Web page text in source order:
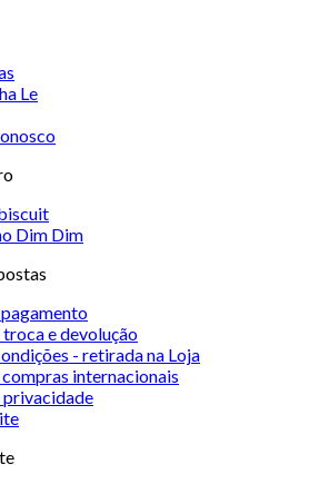
Le
Dim Dim
e devolução
- retirada na Loja
internacionais